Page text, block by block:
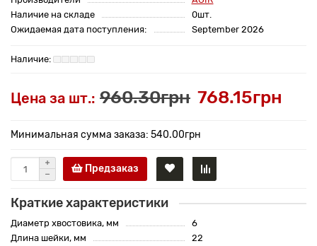
Наличие на складе
0шт.
Ожидаемая дата поступления:
September 2026
Цена за шт.: 960.30грн 768.15грн
Минимальная сумма заказа: 540.00грн
Предзаказ
Краткие характеристики
Диаметр хвостовика, мм
6
Длина шейки, мм
22